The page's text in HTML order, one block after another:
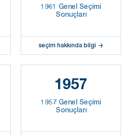
1961 Genel Seçimi
Sonuçları
seçim hakkında bilgi
1957
1957 Genel Seçimi
Sonuçları